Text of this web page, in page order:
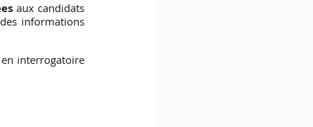
aux candidats
informations
interrogatoire